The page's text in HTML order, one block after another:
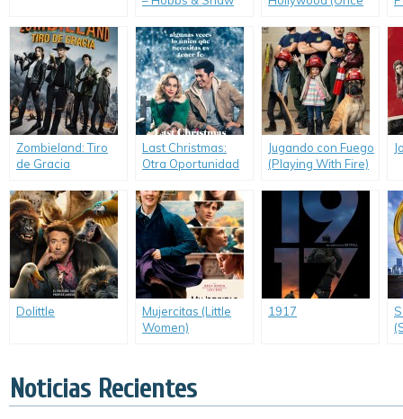
Hollywood)
Zombieland: Tiro
de Gracia
Double Tap)
Last Christmas:
Otra Oportunidad
Christmas)
Jugando con Fuego
(Playing With Fire)
Dolittle
Mujercitas (Little
Women)
1917
Noticias Recientes